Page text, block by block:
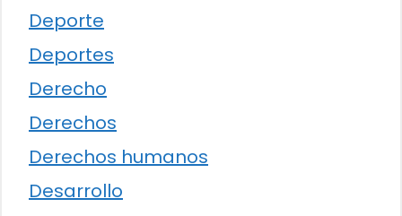
Deporte
Deportes
Derecho
Derechos
Derechos humanos
Desarrollo